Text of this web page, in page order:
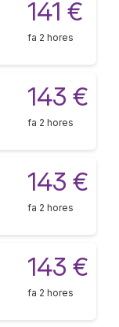
141 €
fa 2 hores
143 €
fa 2 hores
143 €
fa 2 hores
143 €
fa 2 hores